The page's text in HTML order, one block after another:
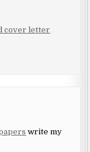
cover letter
write my